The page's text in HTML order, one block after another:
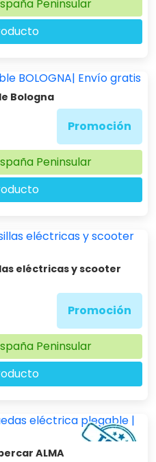
Peninsular
Bologna
Promoción
Peninsular
eléctricas y scooter
Promoción
Peninsular
ALMA